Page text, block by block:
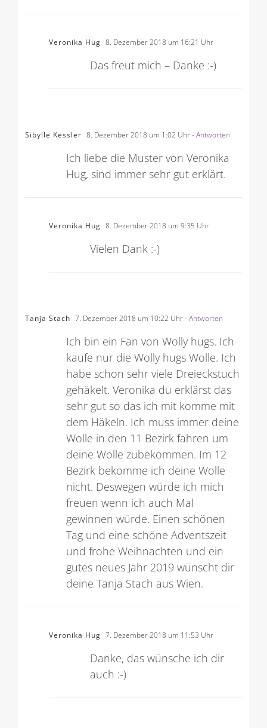
Veronika Hug 8. Dezember 2018 um 16:21 Uhr
Das freut mich – Danke :-)
Sibylle Kessler 8. Dezember 2018 um 1:02 Uhr- Antworten
Ich liebe die Muster von Veronika
Hug, sind immer sehr gut erklärt.
Veronika Hug 8. Dezember 2018 um 9:35 Uhr
Vielen Dank :-)
Tanja Stach 7. Dezember 2018 um 10:22 Uhr- Antworten
Ich bin ein Fan von Wolly hugs. Ich
kaufe nur die Wolly hugs Wolle. Ich
habe schon sehr viele Dreieckstuch
gehäkelt. Veronika du erklärst das
sehr gut so das ich mit komme mit
dem Häkeln. Ich muss immer deine
Wolle in den 11 Bezirk fahren um
deine Wolle zubekommen. Im 12
Bezirk bekomme ich deine Wolle
nicht. Deswegen würde ich mich
freuen wenn ich auch Mal
gewinnen würde. Einen schönen
Tag und eine schöne Adventszeit
und frohe Weihnachten und ein
gutes neues Jahr 2019 wünscht dir
deine Tanja Stach aus Wien.
Veronika Hug 7. Dezember 2018 um 11:53 Uhr
Danke, das wünsche ich dir
auch :-)